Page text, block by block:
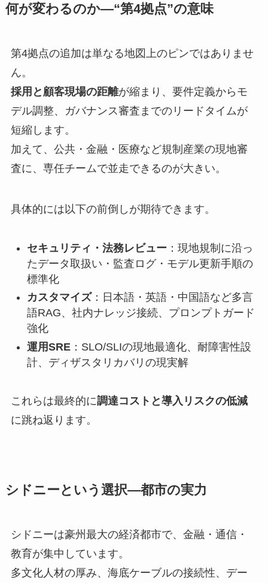
何が変わるのか—“第4拠点”の意味
第4拠点の追加は単なる地図上のピンではありませ
ん。
採用と顧客現場の距離が縮まり、要件定義からモ
デル調整、ガバナンス審査までのリードタイムが
短縮します。
加えて、公共・金融・医療など規制産業の現地審
査に、専任チームで並走できるのが大きい。
具体的には以下の前倒しが期待できます。
セキュリティ・法務レビュー ：現地規制に沿っ
たデータ取扱い・監査ログ・モデル更新手順の
標準化
カスタマイズ：日本語・英語・中国語など多言
語RAG、社内ナレッジ接続、プロンプトガード
強化
運用SRE：SLO/SLIの現地最適化、耐障害性設
計、ディザスタリカバリの現実解
これらは最終的に調達コストと導入リスクの低減
に跳ね返ります。
シドニーという選択—都市の実力
シドニーは豪州最大の経済都市で、金融・通信・
教育が集中しています。
多文化人材の厚み、海底ケーブルの接続性、デー